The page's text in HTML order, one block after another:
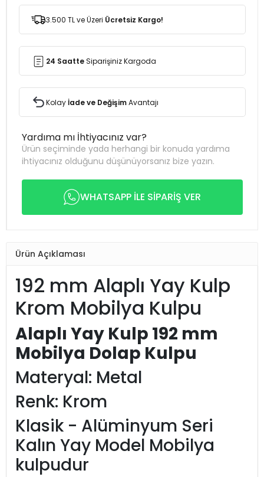
3.500 TL ve Üzeri Ücretsiz Kargo!
24 SaatteSiparişiniz Kargoda
Kolayİade ve DeğişimAvantajı
Yardıma mı İhtiyacınız var?
Ürün seçiminde yada herhangi bir konuda yardıma
ihtiyacınız olduğunu düşünüyorsanız bize yazın.
WHATSAPP İLE SİPARİŞ VER
Ürün Açıklaması
192 mm Alaplı Yay Kulp
Krom Mobilya Kulpu
Alaplı Yay Kulp 192 mm
Mobilya Dolap Kulpu
Materyal: Metal
Renk: Krom
Klasik - Alüminyum Seri
Kalın Yay Model Mobilya
kulpudur